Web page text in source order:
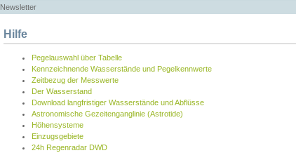
Newsletter
Hilfe
Pegelauswahl über Tabelle
Kennzeichnende Wasserstände und Pegelkennwerte
Zeitbezug der Messwerte
Der Wasserstand
Download langfristiger Wasserstände und Abflüsse
Astronomische Gezeitenganglinie (Astrotide)
Höhensysteme
Einzugsgebiete
24h Regenradar DWD